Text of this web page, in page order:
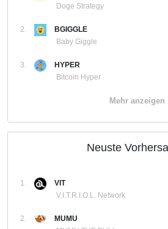
Doge Strategy
2.
BGIGGLE
Baby Giggle
3.
HYPER
Bitcoin Hyper
Mehr anzeigen
Neuste
1.
VIT
V.I.T.R.I.O.L. Network
2.
MUMU